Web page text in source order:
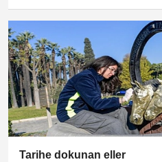
Tarihe dokunan eller